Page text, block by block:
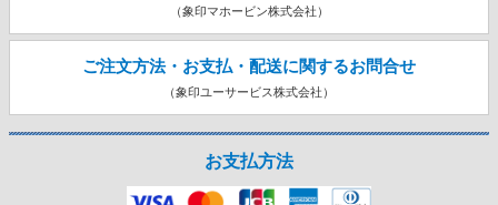
（象印マホービン株式会社）
ご注文方法・お支払・配送に関するお問合せ
（象印ユーサービス株式会社）
お支払方法